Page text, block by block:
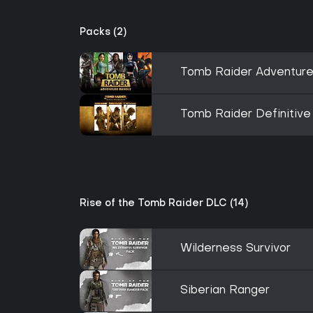
Packs (2)
Tomb Raider Adventure
Tomb Raider
Rise of the Tomb Raider DLC (14)
Wilderness Survivor
Siberian Ranger